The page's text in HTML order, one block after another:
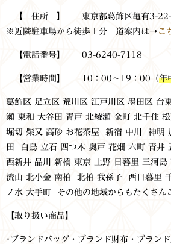
【 住所 】 東京都葛飾
※近隣駐車場から徒歩１分 道案内は→こ
【電話番号】 03-6240-7118
【営業時間】 10：00～19：00（年
葛飾区 足立区 荒川区 江戸川区 墨田区 台
瀬 東和 大谷田 青戸 北綾瀬 金町 北千住
堀切 柴又 高砂 お花茶屋 新宿 中川 神明
田 白鳥 立石 四つ木 奥戸 花畑 六町 青井
西新井 品川 新橋 東京 上野 日暮里 三河
流山 北小金 南柏 北柏 我孫子 西日暮里
ノ水 大手町 その他の地域からもたくさん
【取り扱い商品】
･ブランドバッグ・ブランド財布・ブラン